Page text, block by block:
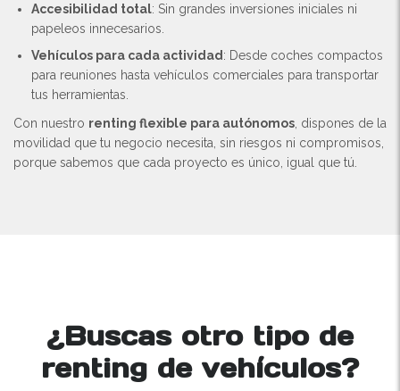
Accesibilidad total: Sin grandes inversiones iniciales ni
papeleos innecesarios.
Vehículos para cada actividad : Desde coches compactos
para reuniones hasta vehículos comerciales para transportar
tus herramientas.
Con nuestro renting flexible para autónomos , dispones de la
movilidad que tu negocio necesita, sin riesgos ni compromisos,
porque sabemos que cada proyecto es único, igual que tú.
¿Buscas otro tipo de
renting de vehículos?